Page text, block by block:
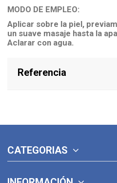
MODO DE EMPLEO:
Aplicar sobre la piel,
un suave masaje hasta la
Aclarar con agua.
Referencia
CATEGORIAS